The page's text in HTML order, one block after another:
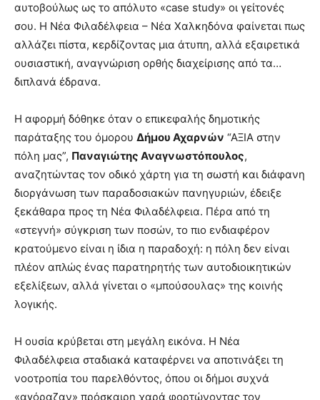
αυτοβούλως ως το απόλυτο «case study» οι γείτονές
σου. Η Νέα Φιλαδέλφεια – Νέα Χαλκηδόνα φαίνεται πως
αλλάζει πίστα, κερδίζοντας μια άτυπη, αλλά εξαιρετικά
ουσιαστική, αναγνώριση ορθής διαχείρισης από τα…
διπλανά έδρανα.
Η αφορμή δόθηκε όταν ο επικεφαλής δημοτικής
παράταξης του όμορου Δήμου Αχαρνών “ΑΞΙΑ στην
πόλη μας”, Παναγιώτης Αναγνωστόπουλος,
αναζητώντας τον οδικό χάρτη για τη σωστή και διάφανη
διοργάνωση των παραδοσιακών πανηγυριών, έδειξε
ξεκάθαρα προς τη Νέα Φιλαδέλφεια. Πέρα από τη
«στεγνή» σύγκριση των ποσών, το πιο ενδιαφέρον
κρατούμενο είναι η ίδια η παραδοχή: η πόλη δεν είναι
πλέον απλώς ένας παρατηρητής των αυτοδιοικητικών
εξελίξεων, αλλά γίνεται ο «μπούσουλας» της κοινής
λογικής.
Η ουσία κρύβεται στη μεγάλη εικόνα. Η Νέα
Φιλαδέλφεια σταδιακά καταφέρνει να αποτινάξει τη
νοοτροπία του παρελθόντος, όπου οι δήμοι συχνά
«αγόραζαν» πρόσκαιρη χαρά φορτώνοντας τον